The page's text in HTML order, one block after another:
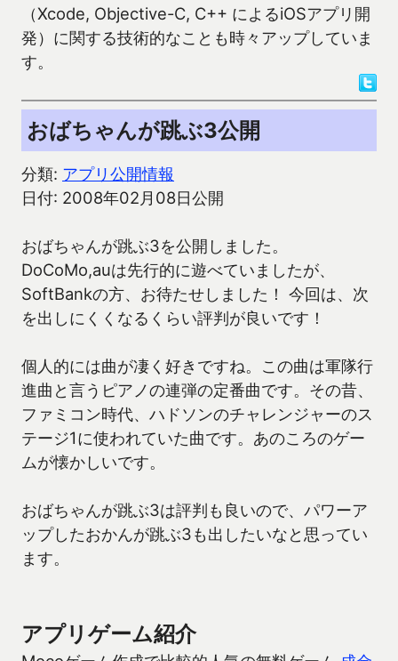
（Xcode, Objective-C, C++ によるiOSアプリ開
発）に関する技術的なことも時々アップしていま
す。
おばちゃんが跳ぶ3公開
分類: アプリ公開情報
日付: 2008年02月08日公開
おばちゃんが跳ぶ3を公開しました。
DoCoMo,auは先行的に遊べていましたが、
SoftBankの方、お待たせしました！ 今回は、次
を出しにくくなるくらい評判が良いです！
個人的には曲が凄く好きですね。この曲は軍隊行
進曲と言うピアノの連弾の定番曲です。その昔、
ファミコン時代、ハドソンのチャレンジャーのス
テージ1に使われていた曲です。あのころのゲー
ムが懐かしいです。
おばちゃんが跳ぶ3は評判も良いので、パワーア
ップしたおかんが跳ぶ3も出したいなと思ってい
ます。
アプリゲーム紹介